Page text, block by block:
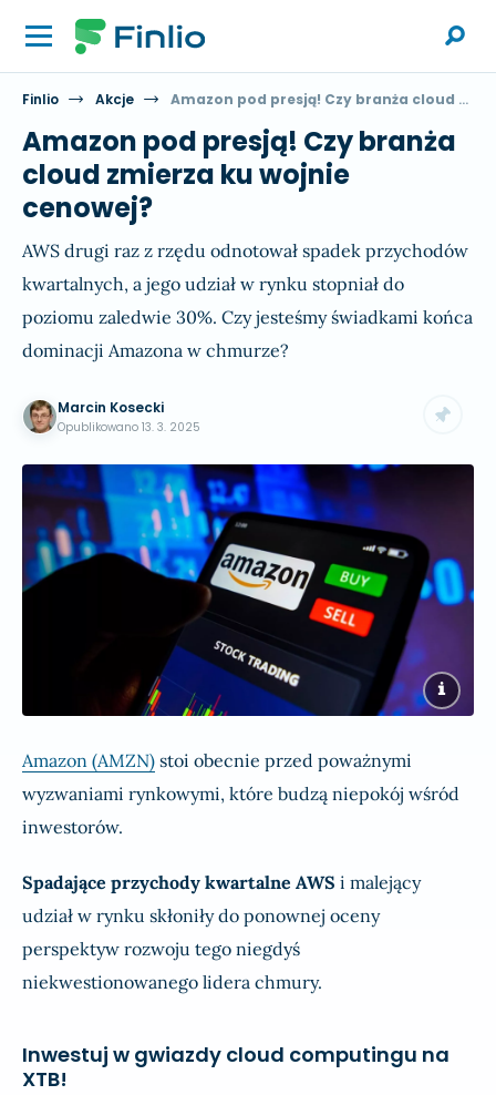
Finlio Akcje Amazon pod presją! Czy branża cloud zmierza ku wojnie cenowej?
Amazon pod presją! Czy branża
cloud zmierza ku wojnie
cenowej?
AWS drugi raz z rzędu odnotował spadek przychodów
kwartalnych, a jego udział w rynku stopniał do
poziomu zaledwie 30%. Czy jesteśmy świadkami końca
dominacji Amazona w chmurze?
Marcin Kosecki
Opublikowano 13. 3. 2025
Amazon (AMZN) stoi obecnie przed poważnymi
wyzwaniami rynkowymi, które budzą niepokój wśród
inwestorów.
Spadające przychody kwartalne AWS i malejący
udział w rynku skłoniły do ponownej oceny
perspektyw rozwoju tego niegdyś
niekwestionowanego lidera chmury.
Inwestuj w gwiazdy cloud computingu na
XTB!